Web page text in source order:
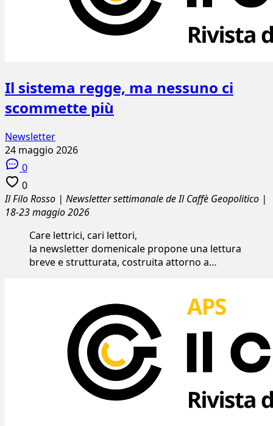
Il sistema regge, ma nessuno ci
scommette più
Newsletter
24 maggio 2026
0
0
Il Filo Rosso | Newsletter settimanale de Il Caffè Geopolitico |
18-23 maggio 2026
Care lettrici, cari lettori,
la newsletter domenicale propone una lettura
breve e strutturata, costruita attorno a…